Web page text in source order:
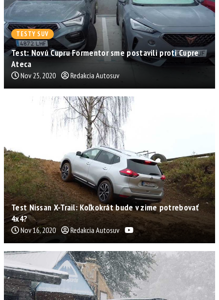
TESTY SUV
Test: Novú Cupru Formentor sme postavili proti Cupre
Ateca
Nov 25, 2020 Redakcia Autosuv
Test Nissan X-Trail: Koľkokrát bude v zime potrebovať
4x4?
Nov 16, 2020 Redakcia Autosuv